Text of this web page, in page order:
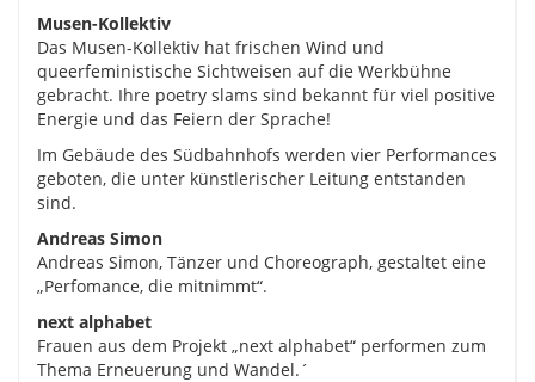
Musen-Kollektiv
Das Musen-Kollektiv hat frischen Wind und
queerfeministische Sichtweisen auf die Werkbühne
gebracht. Ihre poetry slams sind bekannt für viel positive
Energie und das Feiern der Sprache!
Im Gebäude des Südbahnhofs werden vier Performances
geboten, die unter künstlerischer Leitung entstanden
sind.
Andreas Simon
Andreas Simon, Tänzer und Choreograph, gestaltet eine
„Perfomance, die mitnimmt“.
next alphabet
Frauen aus dem Projekt „next alphabet“ performen zum
Thema Erneuerung und Wandel.´